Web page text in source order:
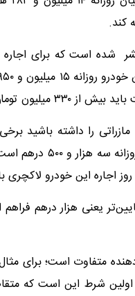
مازراتی را داشته باشید
فراهم کرده‌اند.
متفاوت است؛ برای